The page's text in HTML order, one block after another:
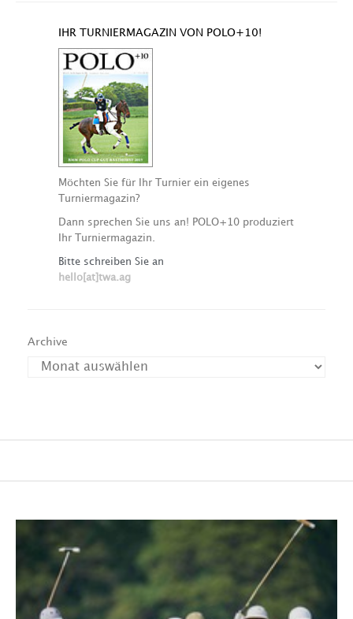
IHR TURNIERMAGAZIN VON POLO+10!
Möchten Sie für Ihr Turnier ein eigenes
Turniermagazin?
Dann sprechen Sie uns an! POLO+10 produziert
Ihr Turniermagazin.
Bitte schreiben Sie an
hello[at]twa.ag
Archive